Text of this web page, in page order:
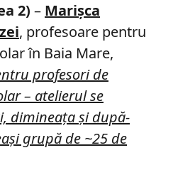
2) – Marişca
, profesoare pentru
în Baia Mare,
profesori de
– atelierul se
dimineaţa şi după-
grupă de ~25 de